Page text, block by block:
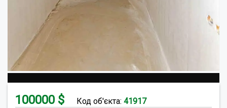
100000 $ Код об'єкта: 41917